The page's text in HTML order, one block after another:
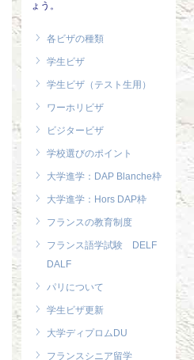
ょう。
各ビザの種類
学生ビザ
学生ビザ（テスト生用）
ワーホリビザ
ビジタービザ
学校選びのポイント
大学進学：DAP Blanche枠
大学進学：Hors DAP枠
フランスの教育制度
フランス語学試験 DELF
DALF
パリについて
学生ビザ更新
大学ディプロムDU
フランスシニア留学